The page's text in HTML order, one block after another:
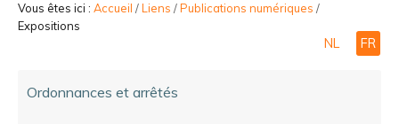
PARTICIPER
Vous êtes ici : Accueil /Liens /Publications numériques /
Expositions
NL FR
Ordonnances et arrêtés